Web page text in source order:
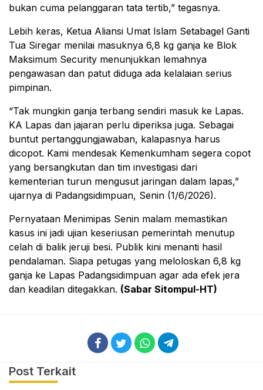
bukan cuma pelanggaran tata tertib,” tegasnya.
Lebih keras, Ketua Aliansi Umat Islam Setabagel Ganti
Tua Siregar menilai masuknya 6,8 kg ganja ke Blok
Maksimum Security menunjukkan lemahnya
pengawasan dan patut diduga ada kelalaian serius
pimpinan.
“Tak mungkin ganja terbang sendiri masuk ke Lapas.
KA Lapas dan jajaran perlu diperiksa juga. Sebagai
buntut pertanggungjawaban, kalapasnya harus
dicopot. Kami mendesak Kemenkumham segera copot
yang bersangkutan dan tim investigasi dari
kementerian turun mengusut jaringan dalam lapas,”
ujarnya di Padangsidimpuan, Senin (1/6/2026).
Pernyataan Menimipas Senin malam memastikan
kasus ini jadi ujian keseriusan pemerintah menutup
celah di balik jeruji besi. Publik kini menanti hasil
pendalaman. Siapa petugas yang meloloskan 6,8 kg
ganja ke Lapas Padangsidimpuan agar ada efek jera
dan keadilan ditegakkan. (Sabar Sitompul-HT)
Post Terkait